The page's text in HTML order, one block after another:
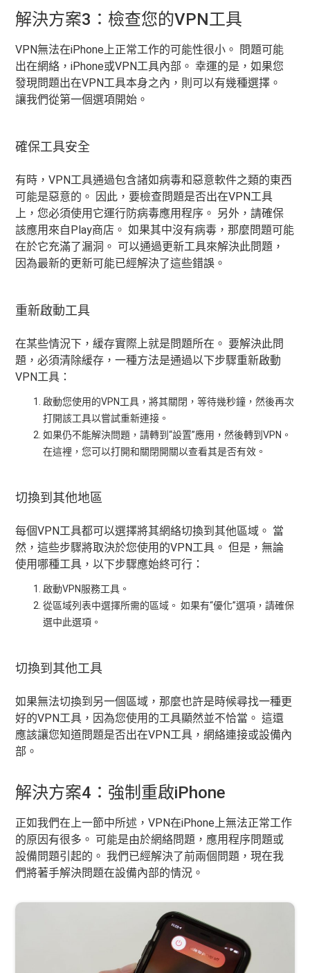
解決方案3：檢查您的VPN工具
VPN無法在iPhone上正常工作的可能性很小。 問題可能
出在網絡，iPhone或VPN工具內部。 幸運的是，如果您
發現問題出在VPN工具本身之內，則可以有幾種選擇。
讓我們從第一個選項開始。
確保工具安全
有時，VPN工具通過包含諸如病毒和惡意軟件之類的東西
可能是惡意的。 因此，要檢查問題是否出在VPN工具
上，您必須使用它運行防病毒應用程序。 另外，請確保
該應用來自Play商店。 如果其中沒有病毒，那麼問題可能
在於它充滿了漏洞。 可以通過更新工具來解決此問題，
因為最新的更新可能已經解決了這些錯誤。
重新啟動工具
在某些情況下，緩存實際上就是問題所在。 要解決此問
題，必須清除緩存，一種方法是通過以下步驟重新啟動
VPN工具：
啟動您使用的VPN工具，將其關閉，等待幾秒鐘，然後再次
打開該工具以嘗試重新連接。
如果仍不能解決問題，請轉到“設置”應用，然後轉到VPN。
在這裡，您可以打開和關閉開關以查看其是否有效。
切換到其他地區
每個VPN工具都可以選擇將其網絡切換到其他區域。 當
然，這些步驟將取決於您使用的VPN工具。 但是，無論
使用哪種工具，以下步驟應始終可行：
啟動VPN服務工具。
從區域列表中選擇所需的區域。 如果有“優化”選項，請確保
選中此選項。
切換到其他工具
如果無法切換到另一個區域，那麼也許是時候尋找一種更
好的VPN工具，因為您使用的工具顯然並不恰當。 這還
應該讓您知道問題是否出在VPN工具，網絡連接或設備內
部。
解決方案4：強制重啟iPhone
正如我們在上一節中所述，VPN在iPhone上無法正常工作
的原因有很多。 可能是由於網絡問題，應用程序問題或
設備問題引起的。 我們已經解決了前兩個問題，現在我
們將著手解決問題在設備內部的情況。